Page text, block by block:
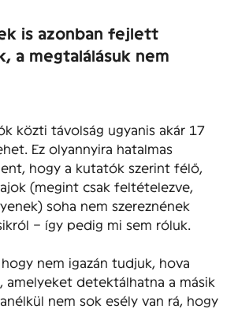
is azonban fejlett
a megtalálásuk nem
közti távolság ugyanis akár 17
Ez olyannyira hatalmas
hogy a kutatók szerint félő,
(megint csak feltételezve,
soha nem szereznének
– így pedig mi sem róluk.
nem igazán tudjuk, hova
amelyeket detektálhatna a másik
nem sok esély van rá, hogy